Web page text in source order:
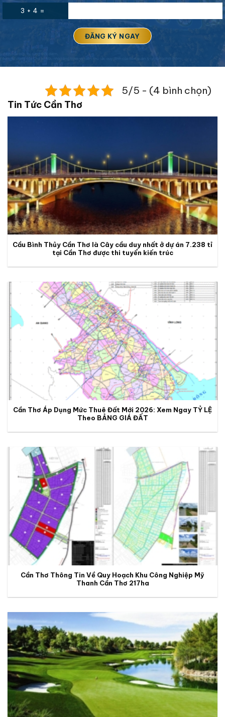
3 + 4 =
5/5 - (4 bình chọn)
Tin Tức Cần Thơ
Cầu Bình Thủy Cần Thơ là Cây cầu duy nhất ở dự án 7.238 tỉ
tại Cần Thơ được thi tuyển kiến trúc
Cần Thơ Áp Dụng Mức Thuê Đất Mới 2026: Xem Ngay TỶ LỆ
Theo BẢNG GIÁ ĐẤT
Cần Thơ Thông Tin Về Quy Hoạch Khu Công Nghiệp Mỹ
Thanh Cần Thơ 217ha